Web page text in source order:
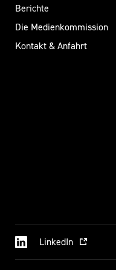
Berichte
Die Medienkommission
Kontakt & Anfahrt
LinkedIn